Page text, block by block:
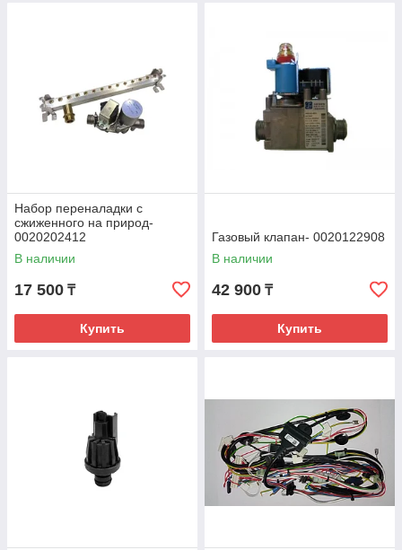
Набор переналадки с
сжиженного на природ-
0020202412
В наличии
17 500 ₸
Купить
Газовый клапан- 0020122908
В наличии
42 900 ₸
Купить